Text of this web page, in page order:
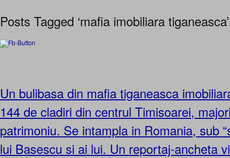
Posts Tagged ‘mafia imobiliara tiganeasca’
Un bulibasa din mafia tiganeasca
144 de cladiri din centrul Timisoarei,
patrimoniu. Se intampla in Romania, sub
lui Basescu si ai lui. Un reportaj-ancheta